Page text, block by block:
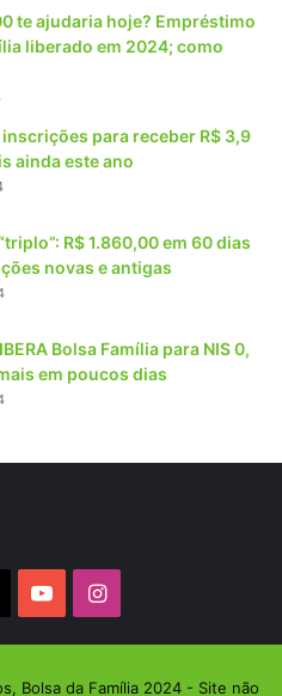
te ajudaria hoje? Empréstimo
liberado em 2024; como
inscrições para receber R$ 3,9
ainda este ano
R$ 1.860,00 em 60 dias
novas e antigas
Bolsa Família para NIS 0,
em poucos dias
YouTubeInstagram
Bolsa da Família 2024 - Site não